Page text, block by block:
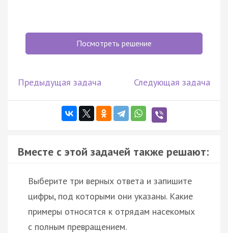
Посмотреть решение
Предыдущая задача Следующая задача
Вместе с этой задачей также решают:
Выберите три верных ответа и запишите
цифры, под которыми они указаны. Какие
примеры относятся к отрядам насекомых
с полным превращением.